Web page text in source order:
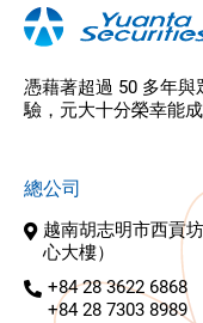
憑藉著超過 50 多年
驗，元大十分榮幸能
總公司
越南胡志明市西貢
心大樓）
+84 28 3622 6868
+84 28 7303 8989